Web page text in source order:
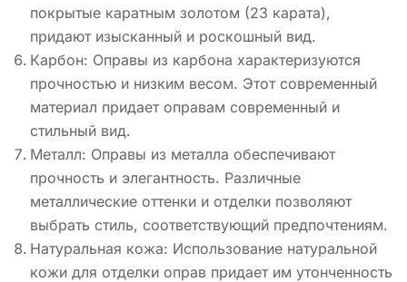
покрытые каратным золотом (23 карата),
придают изысканный и роскошный вид.
Карбон: Оправы из карбона характеризуются
прочностью и низким весом. Этот современный
материал придает оправам современный и
стильный вид.
Металл: Оправы из металла обеспечивают
прочность и элегантность. Различные
металлические оттенки и отделки позволяют
выбрать стиль, соответствующий предпочтениям.
Натуральная кожа: Использование натуральной
кожи для отделки оправ придает им утонченность